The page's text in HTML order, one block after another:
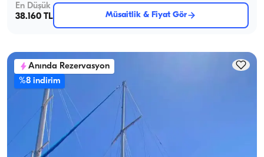
En Düşük
38.160 TL
Müsaitlik & Fiyat Gör
Anında Rezervasyon
%8 indirim